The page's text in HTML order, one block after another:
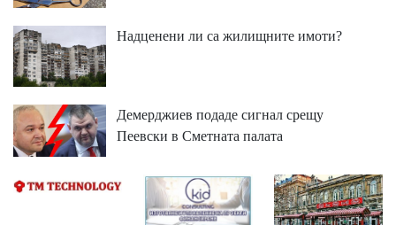
Надценени ли са жилищните имоти?
Демерджиев подаде сигнал срещу
Пеевски в Сметната палата